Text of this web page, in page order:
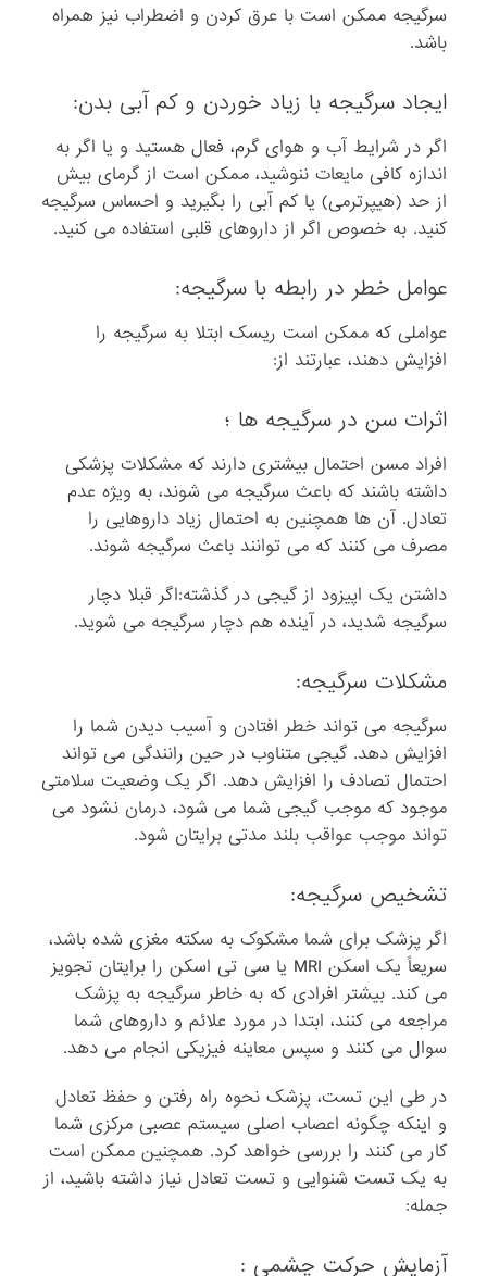
سرگیجه ممکن است با عرق کردن و اضطراب نیز همراه
باشد.
ایجاد سرگیجه با زیاد خوردن و کم آبی بدن:
اگر در شرایط آب و هوای گرم، فعال هستید و یا اگر به
اندازه کافی مایعات ننوشید، ممکن است از گرمای بیش
از حد (هیپرترمی) یا کم آبی را بگیرید و احساس سرگیجه
کنید. به خصوص اگر از داروهای قلبی استفاده می کنید.
عوامل خطر در رابطه با سرگیجه:
عواملی که ممکن است ریسک ابتلا به سرگیجه را
افزایش دهند، عبارتند از:
اثرات سن در سرگیجه ها ؛
افراد مسن احتمال بیشتری دارند که مشکلات پزشکی
داشته باشند که باعث سرگیجه می شوند، به ویژه عدم
تعادل. آن ها همچنین به احتمال زیاد داروهایی را
مصرف می کنند که می توانند باعث سرگیجه شوند.
داشتن یک اپیزود از گیجی در گذشته:اگر قبلا دچار
سرگیجه شدید، در آینده هم دچار سرگیجه می شوید.
مشکلات سرگیجه:
سرگیجه می تواند خطر افتادن و آسیب دیدن شما را
افزایش دهد. گیجی متناوب در حین رانندگی می تواند
احتمال تصادف را افزایش دهد. اگر یک وضعیت سلامتی
موجود که موجب گیجی شما می شود، درمان نشود می
تواند موجب عواقب بلند مدتی برایتان شود.
تشخیص سرگیجه:
اگر پزشک برای شما مشکوک به سکته مغزی شده باشد،
سریعاً یک اسکن MRI یا سی تی اسکن را برایتان تجویز
می کند. بیشتر افرادی که به خاطر سرگیجه به پزشک
مراجعه می کنند، ابتدا در مورد علائم و داروهای شما
سوال می کنند و سپس معاینه فیزیکی انجام می دهد.
در طی این تست، پزشک نحوه راه رفتن و حفظ تعادل
و اینکه چگونه اعصاب اصلی سیستم عصبی مرکزی شما
کار می کنند را بررسی خواهد کرد. همچنین ممکن است
به یک تست شنوایی و تست تعادل نیاز داشته باشید، از
جمله:
آزمایش حرکت چشمی :